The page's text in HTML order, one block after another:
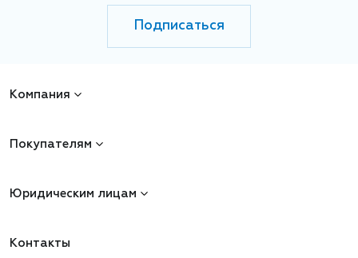
Подписаться
Компания
Покупателям
Юридическим лицам
Контакты